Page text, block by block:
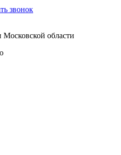
звонок
Московской области